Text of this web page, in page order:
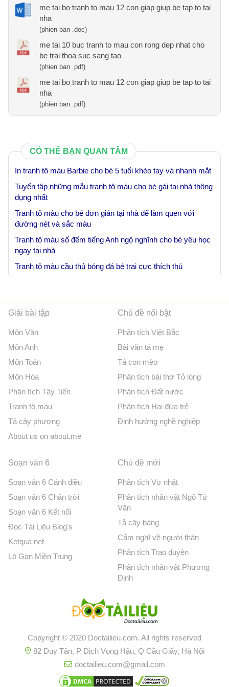
me tai bo tranh to mau 12 con giap giup be tap to tai
nha
(phien ban .doc)
me tai 10 buc tranh to mau con rong dep nhat cho
be trai thoa suc sang tao
(phien ban .pdf)
me tai bo tranh to mau 12 con giap giup be tap to tai
nha
(phien ban .pdf)
CÓ THỂ BẠN QUAN TÂM
In tranh tô màu Barbie cho bé 5 tuổi khéo tay và nhanh mắt
Tuyển tập những mẫu tranh tô màu cho bé gái tại nhà thông
dụng nhất
Tranh tô màu cho bé đơn giản tại nhà để làm quen với
đường nét và sắc màu
Tranh tô màu số đếm tiếng Anh ngộ nghĩnh cho bé yêu học
ngay tại nhà
Tranh tô màu cầu thủ bóng đá bé trai cực thích thú
Giải bài tập
Môn Văn
Môn Anh
Môn Toán
Môn Hóa
Phân tích Tây Tiến
Tranh tô màu
Tả cây phượng
About us on about.me
Chủ đề nổi bật
Phân tích Việt Bắc
Bài văn tả mẹ
Tả con mèo
Phân tích bài thơ Tỏ lòng
Phân tích Đất nước
Phân tích Hai đứa trẻ
Định hướng nghề nghiệp
Soạn văn 6
Soạn văn 6 Cánh diều
Soạn văn 6 Chân trời
Soạn văn 6 Kết nối
Đọc Tài Liệu Blog's
Ketqua net
Lô Gan Miền Trung
Chủ đề mới
Phân tích Vợ nhặt
Phân tích nhân vật Ngô Tử
Văn
Tả cây bàng
Cảm nghĩ về người thân
Phân tích Trao duyên
Phân tích nhân vật Phương
Định
Copyright © 2020 Doctailieu.com. All rights reserved
82 Duy Tân, P Dịch Vọng Hậu, Q Cầu Giấy, Hà Nội
doctailieu.com@gmail.com